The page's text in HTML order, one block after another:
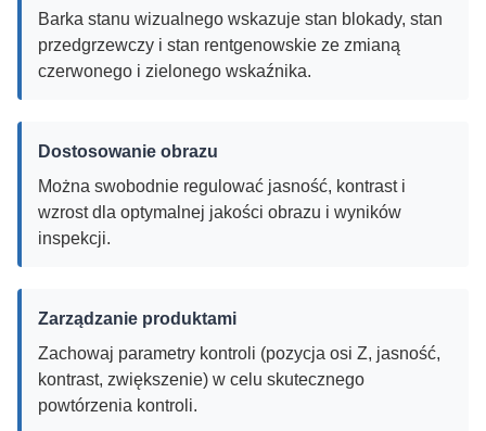
Barka stanu wizualnego wskazuje stan blokady, stan
przedgrzewczy i stan rentgenowskie ze zmianą
czerwonego i zielonego wskaźnika.
Dostosowanie obrazu
Można swobodnie regulować jasność, kontrast i
wzrost dla optymalnej jakości obrazu i wyników
inspekcji.
Zarządzanie produktami
Zachowaj parametry kontroli (pozycja osi Z, jasność,
kontrast, zwiększenie) w celu skutecznego
powtórzenia kontroli.